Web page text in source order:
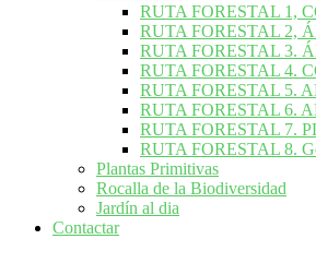
RUTA FORESTAL 1,
RUTA FORESTAL 2,
RUTA FORESTAL 3.
RUTA FORESTAL 4.
RUTA FORESTAL 5.
RUTA FORESTAL 6.
RUTA FORESTAL 7.
RUTA FORESTAL 8.
Plantas Primitivas
Rocalla de la Biodiversidad
Jardín al dia
Contactar